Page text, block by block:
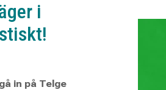
i
in på Telge